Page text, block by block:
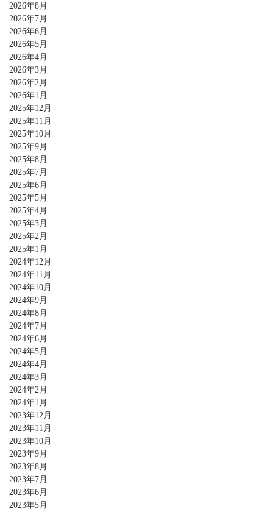
2026年8月
2026年7月
2026年6月
2026年5月
2026年4月
2026年3月
2026年2月
2026年1月
2025年12月
2025年11月
2025年10月
2025年9月
2025年8月
2025年7月
2025年6月
2025年5月
2025年4月
2025年3月
2025年2月
2025年1月
2024年12月
2024年11月
2024年10月
2024年9月
2024年8月
2024年7月
2024年6月
2024年5月
2024年4月
2024年3月
2024年2月
2024年1月
2023年12月
2023年11月
2023年10月
2023年9月
2023年8月
2023年7月
2023年6月
2023年5月